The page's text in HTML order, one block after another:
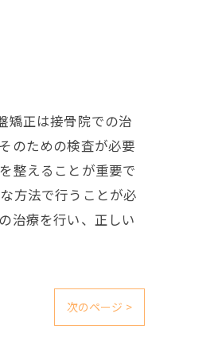
矯正は接骨院での治
のための検査が必要
整えることが重要で
方法で行うことが必
治療を行い、正しい
次のページ >